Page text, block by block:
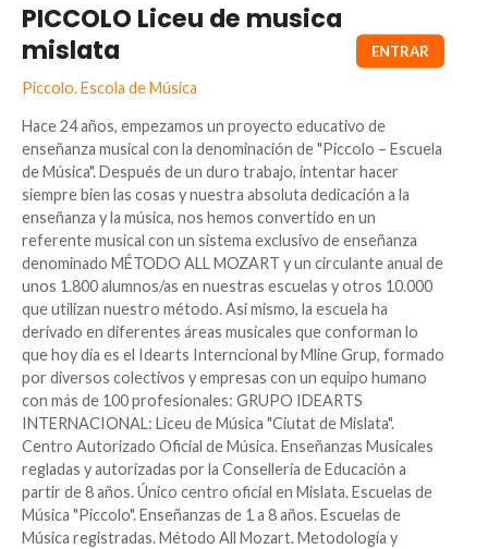
PICCOLO Liceu de musica
mislata
Piccolo. Escola de Música
Hace 24 años, empezamos un proyecto educativo de
enseñanza musical con la denominación de "Piccolo – Escuela
de Música". Después de un duro trabajo, intentar hacer
siempre bien las cosas y nuestra absoluta dedicación a la
enseñanza y la música, nos hemos convertido en un
referente musical con un sistema exclusivo de enseñanza
denominado MÉTODO ALL MOZART y un circulante anual de
unos 1.800 alumnos/as en nuestras escuelas y otros 10.000
que utilizan nuestro método. Asi mismo, la escuela ha
derivado en diferentes áreas musicales que conforman lo
que hoy día es el Idearts Interncional by Mline Grup, formado
por diversos colectivos y empresas con un equipo humano
con más de 100 profesionales: GRUPO IDEARTS
INTERNACIONAL: Liceu de Música "Ciutat de Mislata".
Centro Autorizado Oficial de Música. Enseñanzas Musicales
regladas y autorizadas por la Consellería de Educación a
partir de 8 años. Único centro oficial en Mislata. Escuelas de
Música "Piccolo". Enseñanzas de 1 a 8 años. Escuelas de
Música registradas. Método All Mozart. Metodología y